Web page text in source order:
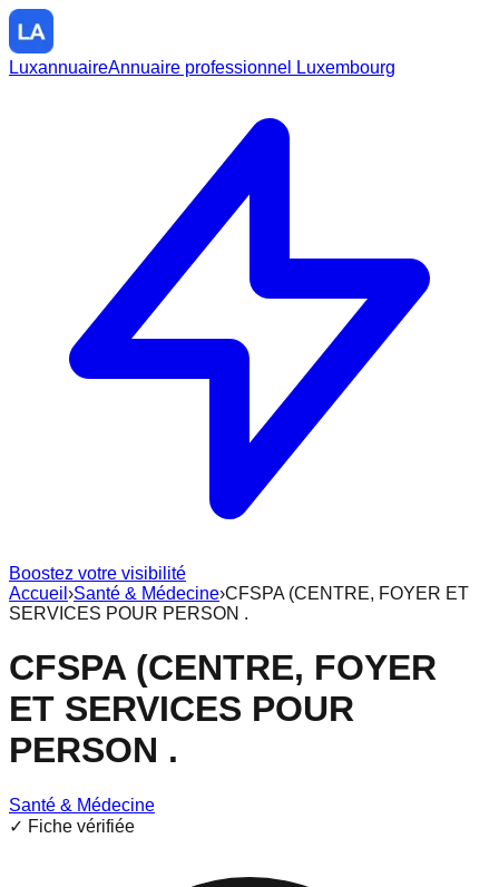
LuxannuaireAnnuaire professionnel Luxembourg
Boostez votre visibilité
Accueil ›Santé & Médecine›CFSPA (CENTRE, FOYER ET
SERVICES POUR PERSON .
CFSPA (CENTRE, FOYER
ET SERVICES POUR
PERSON .
Santé & Médecine
✓ Fiche vérifiée